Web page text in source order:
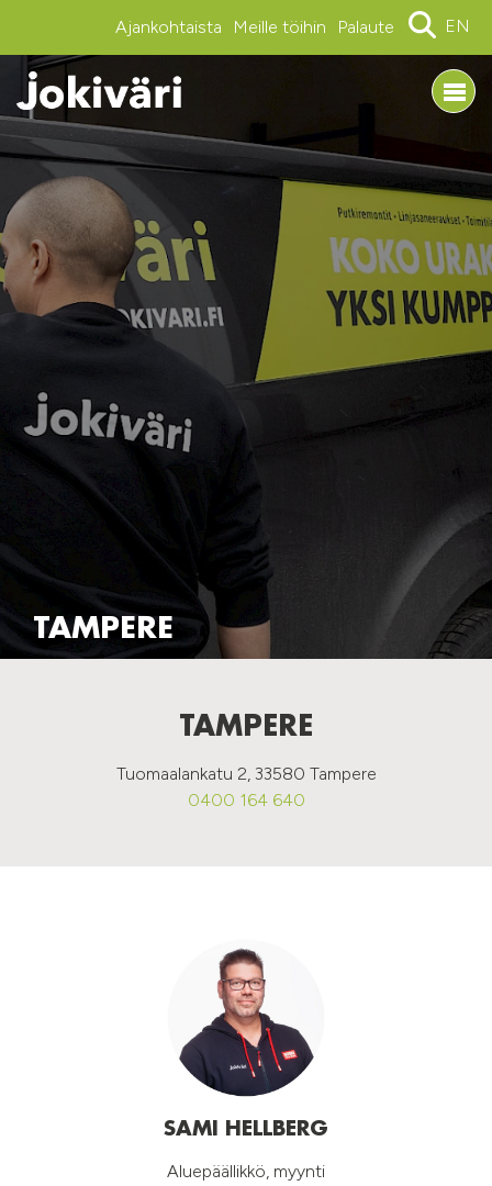
Ajankohtaista Meille töihin Palaute EN
TAMPERE
TAMPERE
Tuomaalankatu 2, 33580 Tampere
0400 164 640
SAMI HELLBERG
Aluepäällikkö, myynti